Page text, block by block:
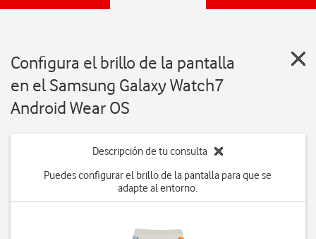
Configura el brillo de la pantalla
en el Samsung Galaxy Watch7
Android Wear OS
Descripción de tu consulta
Puedes configurar el brillo de la pantalla para que se
adapte al entorno.